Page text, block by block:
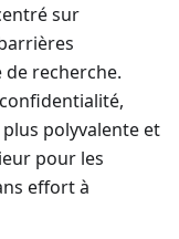
sur
recherche.
polyvalente et
pour les
effort à